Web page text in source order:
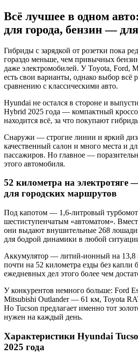
Всё лучшее в одном
для города, бензин —
Гибриды с зарядкой от розетки пока
гораздо меньше, чем привычных
даже электромобилей. У Toyota, Ford,
есть свои варианты, однако выбор всё
сравнению с классическими авто.
Hyundai не остался в стороне и
Hybrid 2025 года — компактный
находится всё, за что покупают
Снаружи — строгие линии и яркий
качественный салон и много места и
пассажиров. Но главное —
этого автомобиля.
52 километра на электротяге
для городских маршрутов
Под капотом — 1,6-литровый
шестиступенчатым «автоматом».
они выдают внушительные 268
для бодрой динамики в любой
Аккумулятор — литий-ионный на 13,8
почти на 52 километра езды без капли
ежедневных дел этого более чем
У конкурентов немного больше: Ford
Mitsubishi Outlander — 61 км, Toyota
Но Tucson предлагает именно тот
нужен на каждый день.
Характеристики Hyundai
2025 года